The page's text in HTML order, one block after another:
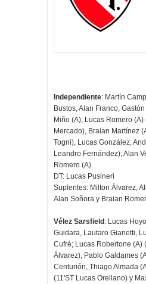
Independiente: Martín
Bustos, Alan Franco,
Miño (A); Lucas Romero
Mercado), Braian Martínez
Togni), Lucas González,
Leandro Fernández); Alan
Romero (A).
DT: Lucas Pusineri
Suplentes: Milton Álvarez,
Alan Soñora y Braian
Vélez Sarsfield: Lucas
Guidara, Lautaro Gianetti,
Cufré; Lucas Robertone (A)
Álvarez), Pablo Galdames
Centurión, Thiago Almada
(11'ST Lucas Orellano) y